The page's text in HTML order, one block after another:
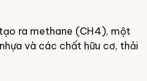
ra methane (CH4), một
và các chất hữu cơ, thải